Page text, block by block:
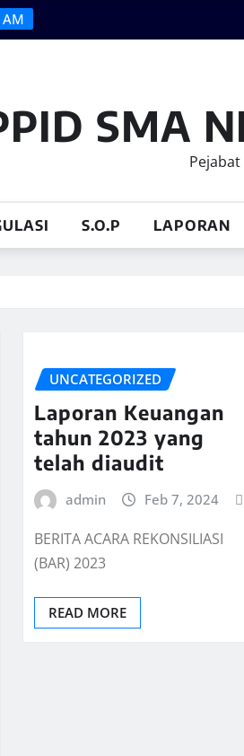
SMA
S.O.P LAPORAN
UNCATEGORIZED
Laporan Keuangan
tahun 2023 yang
telah diaudit
admin Feb 7, 2024
BERITA ACARA REKONSILIASI
(BAR) 2023
READ MORE